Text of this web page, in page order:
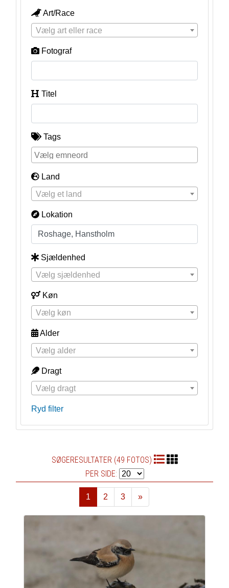
Art/Race
Vælg art eller race
Fotograf
Titel
Tags
Land
Vælg et land
Lokation
Sjældenhed
Vælg sjældenhed
Køn
Vælg køn
Alder
Vælg alder
Dragt
Vælg dragt
Ryd filter
SØGERESULTATER (49 FOTOS)
PER SIDE:
1 2 3
»
Næste